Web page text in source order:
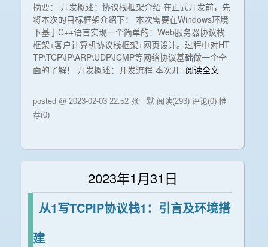
摘要： 开发概述：协议栈框架介绍 在正式开发前，先
将本次的目标框架介绍下： 本次需要在Windows环境
下基于C++语言实现一个简单的：Web服务器协议栈
框架+客户计算机协议栈框架+网页设计。过程中对HT
TP\TCP\IP\ARP\UDP\ICMP等网络协议基础做一个全
面的了解！ 开发概述：开发流程 本次开 阅读全文
posted @ 2023-02-03 22:52 张一默 阅读(293) 评论(0) 推
荐(0)
2023年1月31日
从1写TCPIP协议栈1：引言及环境搭
建